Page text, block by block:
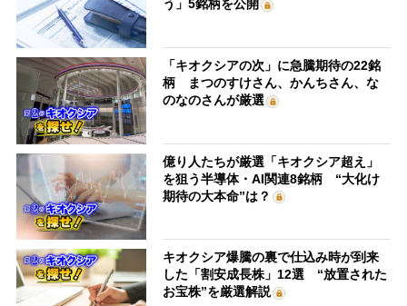
う」5銘柄を公開
「キオクシアの次」に急騰期待の22銘
柄 まつのすけさん、かんちさん、な
のなのさんが厳選
億り人たちが厳選「キオクシア超え」
を狙う半導体・AI関連8銘柄 “大化け
期待の大本命”は？
キオクシア爆騰の裏で仕込み時が到来
した「割安成長株」12選 “放置された
お宝株”を厳選解説